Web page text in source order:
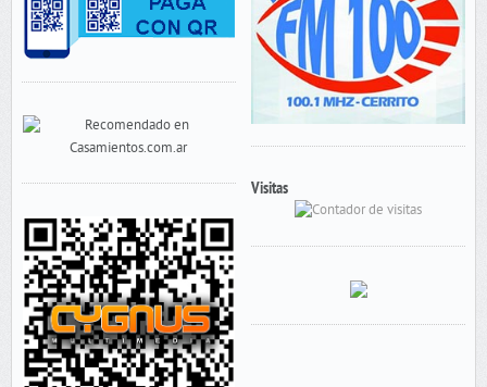
Visitas